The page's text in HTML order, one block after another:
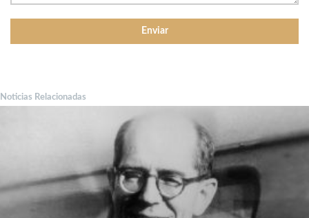
Noticias Relacionadas